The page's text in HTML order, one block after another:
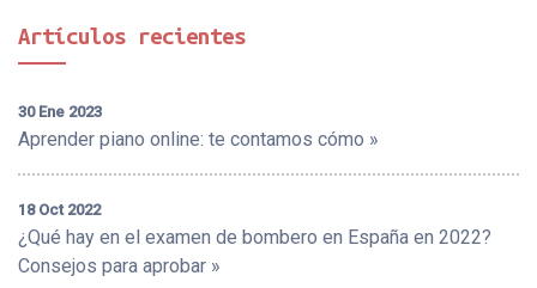
Artículos recientes
30 Ene 2023
Aprender piano online: te contamos cómo »
18 Oct 2022
¿Qué hay en el examen de bombero en España en 2022?
Consejos para aprobar »